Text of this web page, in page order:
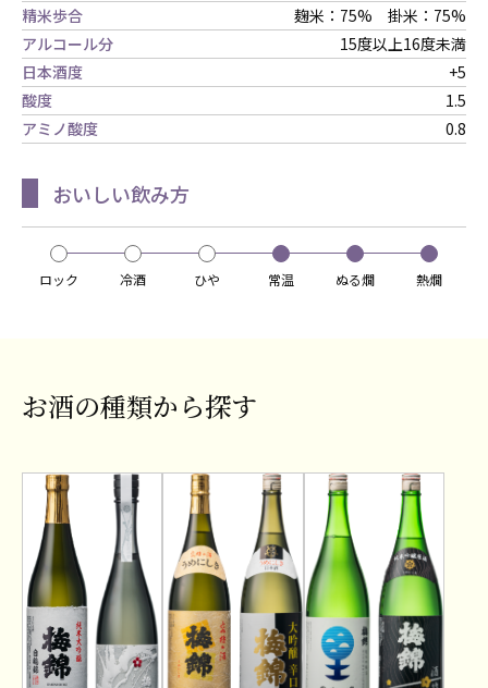
精米歩合
麹米：75% 掛米：75%
アルコール分
15度以上16度未満
日本酒度
+5
酸度
1.5
アミノ酸度
0.8
おいしい飲み方
ロック 冷酒 ひや 常温 ぬる燗 熱燗
お酒の種類から探す